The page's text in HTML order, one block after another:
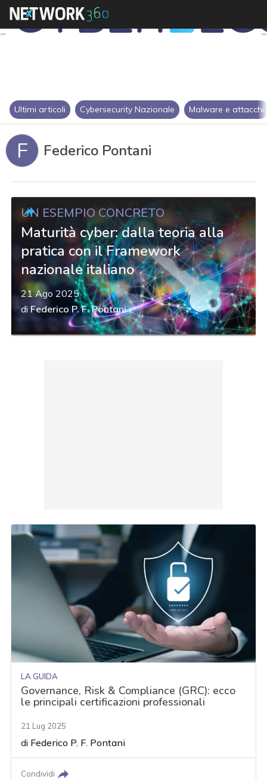
Ultimi articoli Cybersecurity Nazionale Malware e attacchi
F Federico Pontani
UN ESEMPIO CONCRETO
Maturità cyber: dalla teoria alla
pratica con il Framework
nazionale italiano
21 Ago 2025
diFederico P. F. Pontani
LA GUIDA
Governance, Risk & Compliance (GRC): ecco
le principali certificazioni professionali
21 Lug 2025
di Federico P. F. Pontani
Condividi